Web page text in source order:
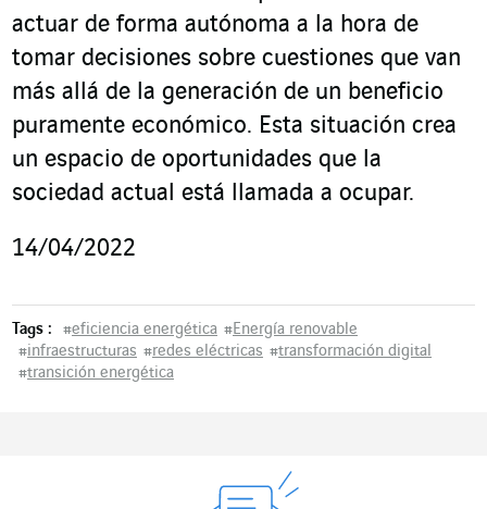
actuar de forma autónoma a la hora de
tomar decisiones sobre cuestiones que van
más allá de la generación de un beneficio
puramente económico. Esta situación crea
un espacio de oportunidades que la
sociedad actual está llamada a ocupar.
14/04/2022
Tags : #eficiencia energética #Energía renovable
#infraestructuras #redes eléctricas #transformación digital
#transición energética